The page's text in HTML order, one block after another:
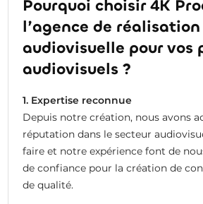
Pourquoi choisir 4K
l’agence de réalisation
audiovisuelle pour vos
audiovisuels ?
1. Expertise reconnue
Depuis notre création, nous avons
réputation dans le secteur
faire et notre expérience font de
de confiance pour la création de
de qualité.